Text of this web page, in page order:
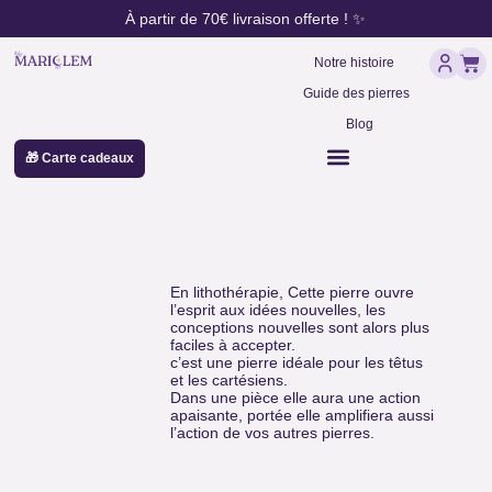
au
contenu
À partir de 70€ livraison offerte ! ✨
Notre histoire
Guide des pierres
Blog
🎁 Carte cadeaux
En lithothérapie, Cette pierre ouvre
l’esprit aux idées nouvelles, les
conceptions nouvelles sont alors plus
faciles à accepter.
c’est une pierre idéale pour les têtus
et les cartésiens.
Dans une pièce elle aura une action
apaisante, portée elle amplifiera aussi
l’action de vos autres pierres.